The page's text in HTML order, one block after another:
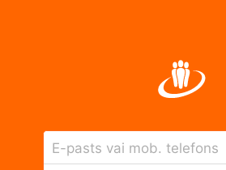
E-pasts vai mob. telefons